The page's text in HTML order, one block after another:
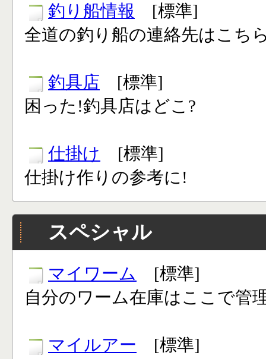
釣り船情報 [標準]
全道の釣り船の連絡先はこち
釣具店 [標準]
困った!釣具店はどこ?
仕掛け [標準]
仕掛け作りの参考に!
スペシャル
マイワーム
[標準]
自分のワーム在庫はここで管
マイルアー [標準]